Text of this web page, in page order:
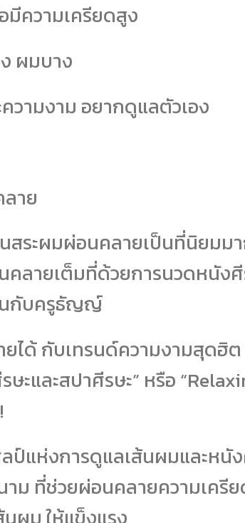
ความเครียดสูง
ผมบาง
วามงาม อยากดูแลตัวเอง
าย
สระผมผ่อนคลายเป็นที่นิยมม
คลายเต็มที่ด้วยการนวดหนังศี
นกับครูธัญญ์
ยได้ กับเทรนด์ความงามสุดฮิ
ะและสปาศีรษะ” หรือ
ป์แห่งการดูแลเส้นผมและหนั
ม ที่ช่วยผ่อนคลายความเครี